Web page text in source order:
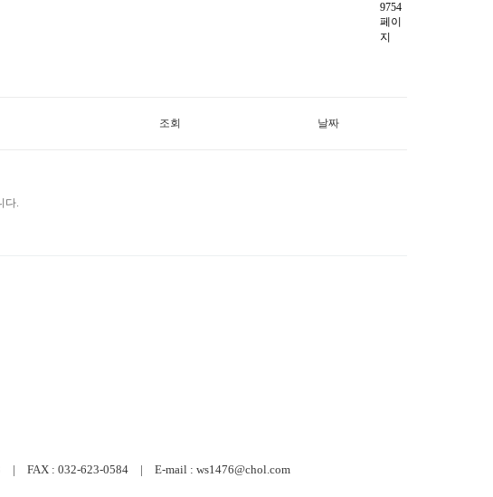
9754
페이
지
조회 날짜
다.
| FAX : 032-623-0584 | E-mail : ws1476@chol.com